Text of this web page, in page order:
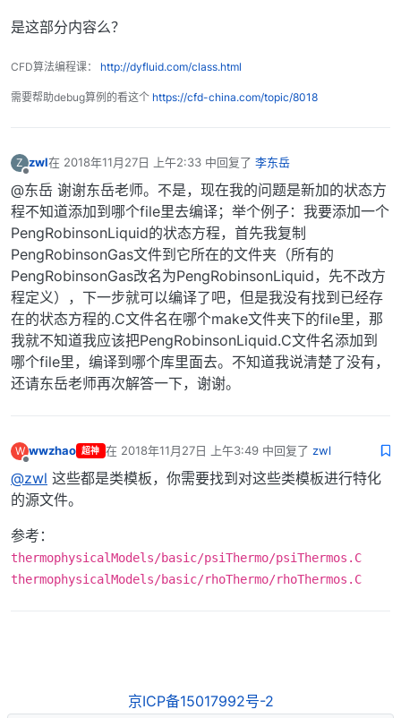
是这部分内容么？
CFD算法编程课： http://dyfluid.com/class.html
需要帮助debug算例的看这个 https://cfd-china.com/topic/8018
Z zwl在 2018年11月27日 上午2:33 中回复了 李东岳
最后由 编辑
@东岳 谢谢东岳老师。不是，现在我的问题是新加的状态方
程不知道添加到哪个file里去编译；举个例子：我要添加一个
PengRobinsonLiquid的状态方程，首先我复制
PengRobinsonGas文件到它所在的文件夹（所有的
PengRobinsonGas改名为PengRobinsonLiquid，先不改方
程定义），下一步就可以编译了吧，但是我没有找到已经存
在的状态方程的.C文件名在哪个make文件夹下的file里，那
我就不知道我应该把PengRobinsonLiquid.C文件名添加到
哪个file里，编译到哪个库里面去。不知道我说清楚了没有，
还请东岳老师再次解答一下，谢谢。
W wwzhao 超神 在 2018年11月27日 上午3:49中回复了 zwl
最后由 编辑
@zwl 这些都是类模板，你需要找到对这些类模板进行特化
的源文件。
参考：
thermophysicalModels/basic/psiThermo/psiThermos.C
thermophysicalModels/basic/rhoThermo/rhoThermos.C
京ICP备15017992号-2